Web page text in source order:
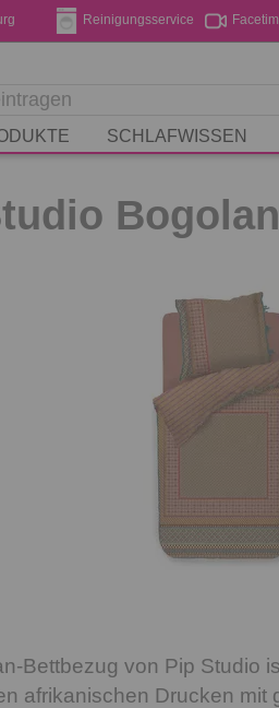
Reinigungsservice
SCHLAFWISSEN
Bettbezug von Pip Studio
afrikanischen Drucken mit